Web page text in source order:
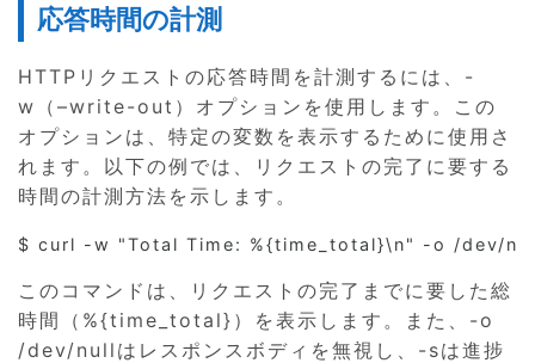
応答時間の計測
HTTPリクエストの応答時間を計測するには、-
w（–write-out）オプションを使用します。この
オプションは、特定の変数を表示するために使用さ
れます。以下の例では、リクエストの完了に要する
時間の計測方法を示します。
このコマンドは、リクエストの完了までに要した総
時間（%{time_total}）を表示します。また、-o
/dev/nullはレスポンスボディを無視し、-sは進捗